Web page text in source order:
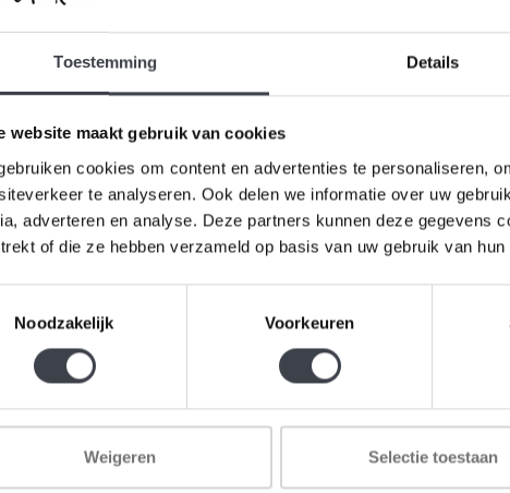
Toestemming Details
website maakt gebruik van cookies
cookies om content en advertenties te personaliseren,
te analyseren. Ook delen we informatie over uw
adverteren en analyse. Deze partners kunnen deze gegevens
of die ze hebben verzameld op basis van uw gebruik van
Noodzakelijk
Voorkeuren
Weigeren Selectie toestaan
Pagina 1van 1